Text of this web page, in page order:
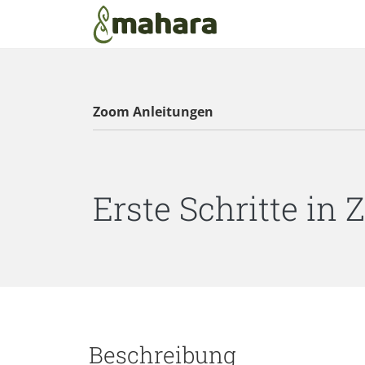
Zum Hauptinhalt zurückspringen
Zoom Anleitungen
Erste Schritte in
Beschreibung